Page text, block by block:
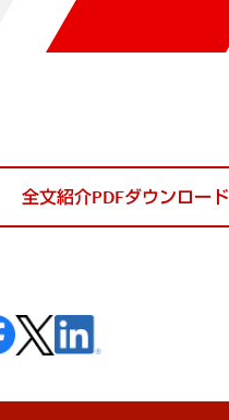
全文紹介PDFダウンロード